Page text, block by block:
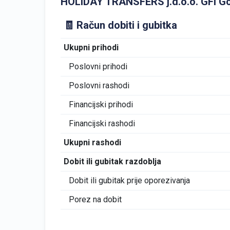
🧾 Račun dobiti i gubitka
Ukupni prihodi
Poslovni prihodi
Poslovni rashodi
Financijski prihodi
Financijski rashodi
Ukupni rashodi
Dobit ili gubitak razdoblja
Dobit ili gubitak prije oporezivanja
Porez na dobit